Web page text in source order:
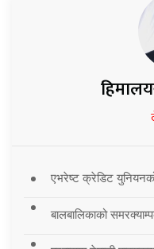
एभरेष्ट क्रेडिट
बालबालिकाको